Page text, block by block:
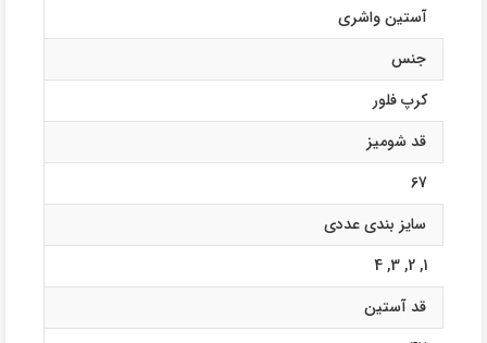
آستین واشری
جنس
کرپ فلور
قد شومیز
67
سایز بندی عددی
1
,
2
,
3
,
4
قد آستین